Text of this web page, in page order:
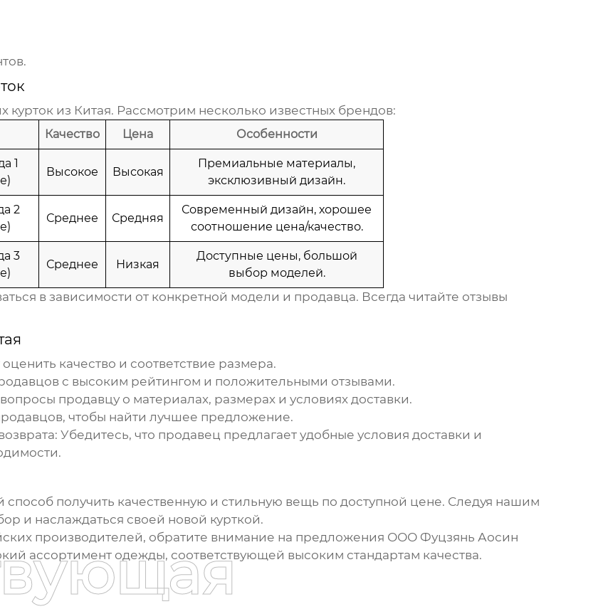
курток из Китая. Рассмотрим несколько известных брендов:
Качество Цена Особенности
1
Высокое Высокая
Премиальные материалы,
эксклюзивный дизайн.
2
Среднее Средняя
Современный дизайн, хорошее
соотношение цена/качество.
3
Среднее Низкая
Доступные цены, большой
выбор моделей.
в зависимости от конкретной модели и продавца. Всегда читайте отзывы
качество и соответствие размера.
с высоким рейтингом и положительными отзывами.
продавцу о материалах, размерах и условиях доставки.
чтобы найти лучшее предложение.
: Убедитесь, что продавец предлагает удобные условия доставки и
способ получить качественную и стильную вещь по доступной цене. Следуя нашим
и наслаждаться своей новой курткой.
производителей, обратите внимание на предложения ООО Фуцзянь Аосин
ассортимент одежды, соответствующей высоким стандартам качества.